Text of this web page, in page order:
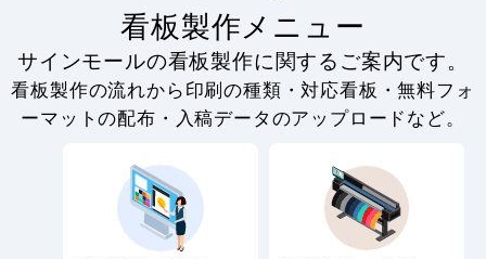
看板製作メニュー
サインモールの看板製作に関するご案内です。
看板製作の流れから印刷の種類・対応看板・無料フォ
ーマットの配布・入稿データのアップロードなど。